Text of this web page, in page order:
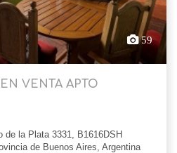
59
VENTA APTO
de la Plata 3331, B1616DSH
de Buenos Aires, Argentina